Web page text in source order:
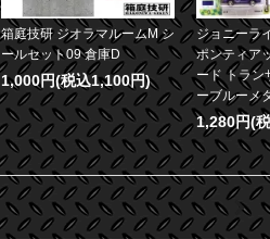
箱庭技研 ジオラマルームM シ
ールセット09 倉庫D
1,000円(税込1,100円)
ジョニーラ
ポンティア
ード トラン
ーブルーメ
1,280円(